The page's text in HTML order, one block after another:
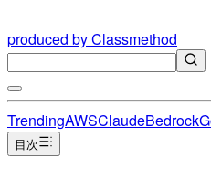
produced by Classmethod
TrendingAWSClaudeBedrock
目次